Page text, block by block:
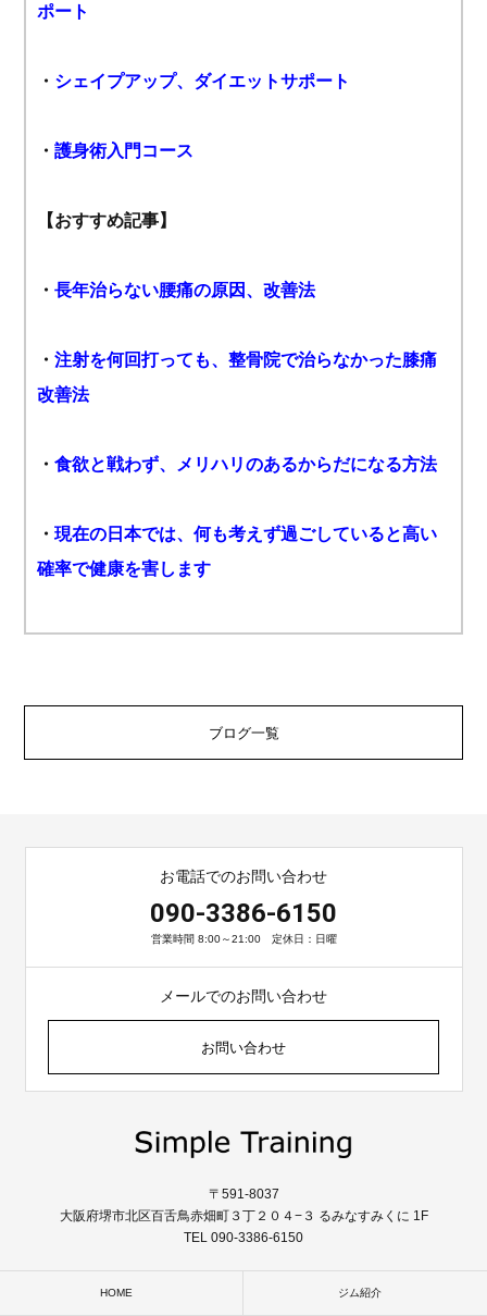
ポート
・ シェイプアップ、ダイエットサポート
・護身術入門コース
【おすすめ記事】
・長年治らない腰痛の原因、改善法
・注射を何回打っても、整骨院で治らなかった膝痛
改善法
・食欲と戦わず、メリハリのあるからだになる方法
・現在の日本では、何も考えず過ごしていると高い
確率で健康を害します
ブログ一覧
お電話でのお問い合わせ
090-3386-6150
営業時間 8:00～21:00 定休日：日曜
メールでのお問い合わせ
お問い合わせ
〒591-8037
大阪府堺市北区百舌鳥赤畑町３丁２０４−３ るみなすみくに 1F
TEL 090-3386-6150
HOME ジム紹介